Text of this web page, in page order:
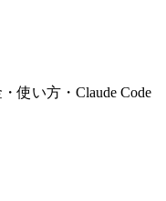
使い方・Claude Code